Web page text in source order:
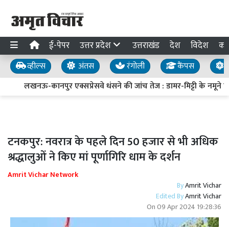
ई-पेपर उत्तर प्रदेश उत्तराखंड देश विदेश
व्हील्स अंतस रंगोली कैंपस
लखनऊ-कानपुर एक्सप्रेसवे धंसने की जांच तेज : डामर-मिट्टी के नमूने
टनकपुर: नवरात्र के पहले दिन 50 हजार से भी अधिक
श्रद्धालुओं ने किए मां पूर्णागिरि धाम के दर्शन
Amrit Vichar Network
ByAmrit Vichar
Edited ByAmrit Vichar
On09 Apr 2024 19:28:36